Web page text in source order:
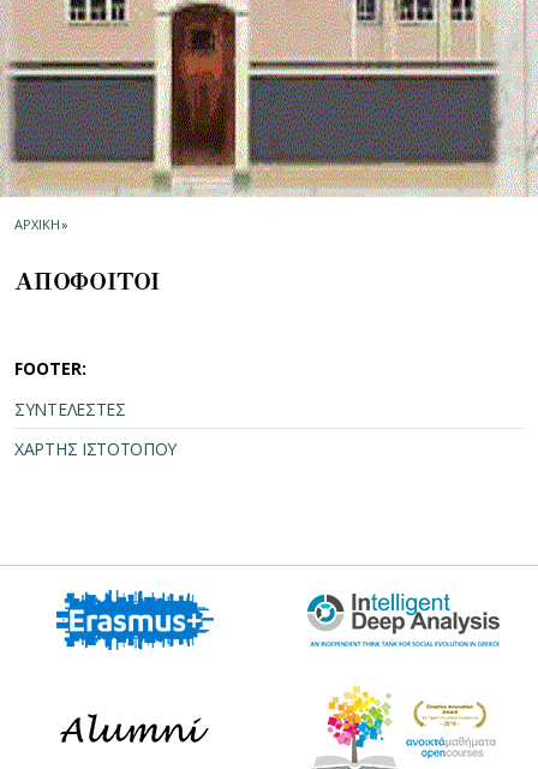
ΑΡΧΙΚΗ»
ΑΠΟΦΟΙΤΟΙ
FOOTER:
ΣΥΝΤΕΛΕΣΤΕΣ
ΧΑΡΤΗΣ ΙΣΤΟΤΟΠΟΥ